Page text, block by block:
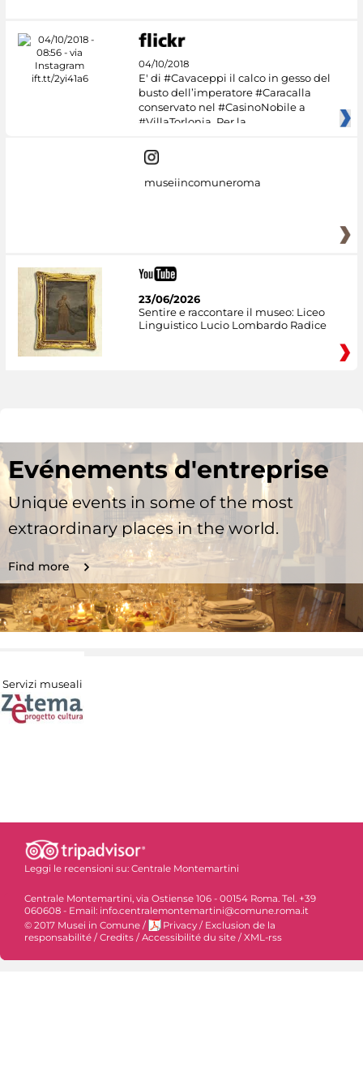
04/10/2018
E' di #Cavaceppi il calco in gesso del
busto dell’imperatore #Caracalla
conservato nel #CasinoNobile a
#VillaTorlonia. Per la
museiincomuneroma
23/06/2026
Sentire e raccontare il museo: Liceo
Linguistico Lucio Lombardo Radice
Evénements d'entreprise
Unique events in some of the most
extraordinary places in the world.
Find more
Servizi museali
Leggi le recensioni su: Centrale Montemartini
Centrale Montemartini, via Ostiense 106 - 00154 Roma. Tel. +39
060608 - Email: info.centralemontemartini@comune.roma.it
© 2017 Musei in Comune / Privacy / Exclusion de la
responsabilité /Credits /Accessibilité du site /XML-rss